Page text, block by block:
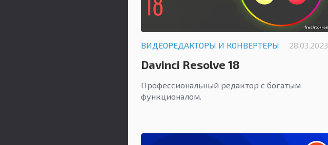
ВИДЕОРЕДАКТОРЫ И КОНВЕРТЕРЫ 28.03.2023
Davinci Resolve 18
Профессиональный редактор с богатым
функционалом.